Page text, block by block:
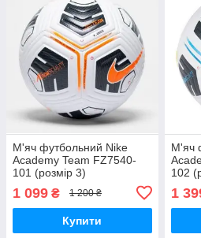
М'яч футбольний Nike
Academy Team FZ7540-
101 (розмір 3)
1 099 ₴ 1 200 ₴
Купити
М'яч
102
1